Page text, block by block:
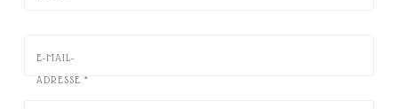
E-MAIL-
ADRESSE *